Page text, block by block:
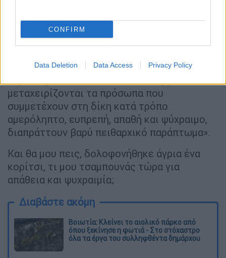
CONFIRM
Data Deletion Data Access Privacy Policy
θυμικό, ούτε να εκφράζεται με αυτό. Το
άρθρο 332 ΚΠΔ αναφέρει για την
«Αν κατά τη διάρκεια της διαδικασίας στο
µεταχειρίζονται τα πρόσωπα που
συµµετέχουν στη δίκη κατά τρόπο
αµερόληπτο, ευπρεπή, απαθή και ψύχραιµο,
διαπράττουν βαρύ πειθαρχικό παράπτωµα».
Και θα μου πεις, δολοφονήθηκε άγρια ένα
κορίτσι, τι μου τσαμπουνάς τώρα για
απάθεια και ψυχραιμία;
Διαβάστε ακόμη
Βοιωτία: Κλείνει το αιολικό πάρκο από
όπου ξεκίνησε η φωτιά - Στο στόχαστρο
όλα τα έργα του συλληφθέντα δημάρχου